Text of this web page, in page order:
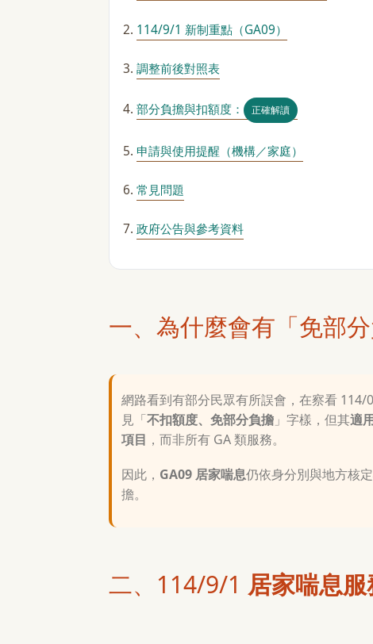
114/9/1 新制重點（GA09）
調整前後對照表
部分負擔與扣額度： 正確解讀
申請與使用提醒（機構／家庭）
常見問題
政府公告與參考資料
一、為什麼會有「免部
網路看到有部分民眾有所誤會，在察看
見「不扣額度、免部分負擔 」字樣，但其適
項目 ，而非所有 GA 類服務。
因此， GA09 居家喘息仍依身分別與地方核
擔。
二、114/9/1 居家喘息